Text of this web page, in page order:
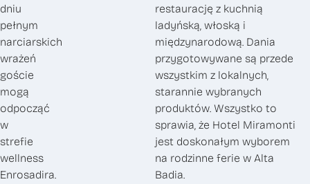
dniu
pełnym
narciarskich
wrażeń
goście
mogą
odpocząć
w
strefie
wellness
Enrosadira.
restaurację z kuchnią
ladyńską, włoską i
międzynarodową. Dania
przygotowywane są przede
wszystkim z lokalnych,
starannie wybranych
produktów. Wszystko to
sprawia, że Hotel Miramonti
jest doskonałym wyborem
na rodzinne ferie w Alta
Badia.